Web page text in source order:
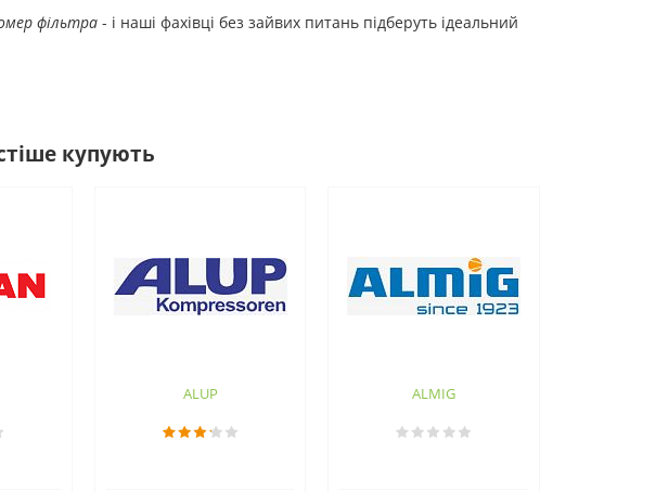
фільтра- і наші фахівці без зайвих питань підберуть ідеальний
купують
ALUP ALMIG